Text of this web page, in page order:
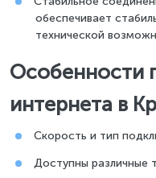
обеспечивает
технической
Особенности
интернета в
Скорость и тип
Доступны различные